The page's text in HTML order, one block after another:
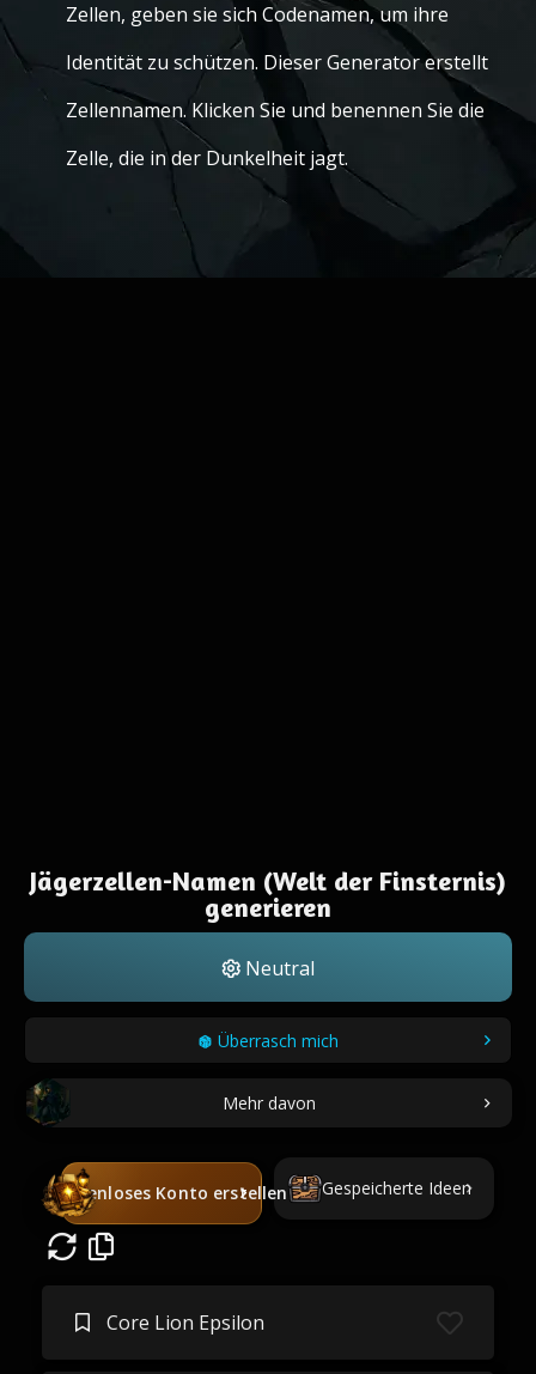
Zellen, geben sie sich Codenamen, um ihre
Identität zu schützen. Dieser Generator erstellt
Zellennamen. Klicken Sie und benennen Sie die
Zelle, die in der Dunkelheit jagt.
Jägerzellen-Namen (Welt der Finsternis)
generieren
Neutral
Überrasch mich
Mehr davon
Kostenloses Konto erstellen Gespeicherte Ideen
Core Lion Epsilon